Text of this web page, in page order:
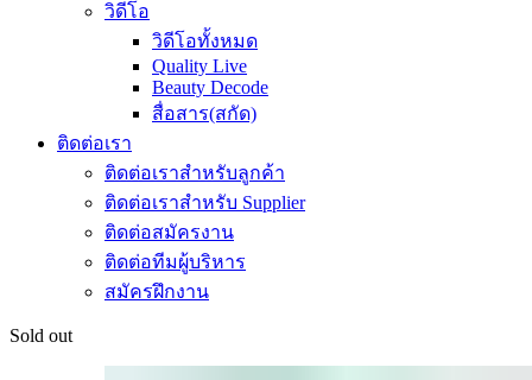
วิดีโอ
วิดีโอทั้งหมด
Quality Live
Beauty Decode
สื่อสาร(สกัด)
ติดต่อเรา
ติดต่อเราสำหรับลูกค้า
ติดต่อเราสำหรับ Supplier
ติดต่อสมัครงาน
ติดต่อทีมผู้บริหาร
สมัครฝึกงาน
Sold out